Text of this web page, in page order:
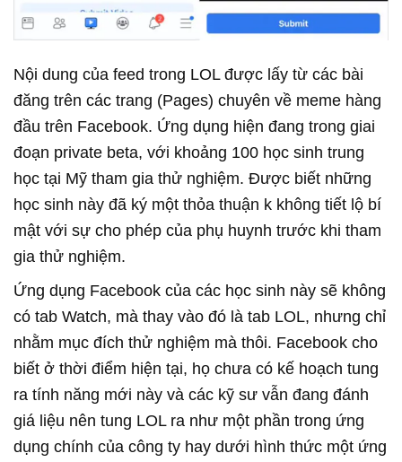
Nội dung của feed trong LOL được lấy từ các bài
đăng trên các trang (Pages) chuyên về meme hàng
đầu trên Facebook. Ứng dụng hiện đang trong giai
đoạn private beta, với khoảng 100 học sinh trung
học tại Mỹ tham gia thử nghiệm. Được biết những
học sinh này đã ký một thỏa thuận k không tiết lộ bí
mật với sự cho phép của phụ huynh trước khi tham
gia thử nghiệm.
Ứng dụng Facebook của các học sinh này sẽ không
có tab Watch, mà thay vào đó là tab LOL, nhưng chỉ
nhằm mục đích thử nghiệm mà thôi. Facebook cho
biết ở thời điểm hiện tại, họ chưa có kế hoạch tung
ra tính năng mới này và các kỹ sư vẫn đang đánh
giá liệu nên tung LOL ra như một phần trong ứng
dụng chính của công ty hay dưới hình thức một ứng